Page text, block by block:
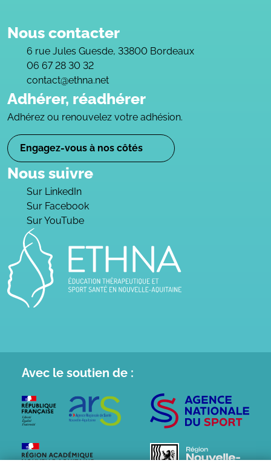
Nous contacter
6 rue Jules Guesde, 33800 Bordeaux
06 67 28 30 32
contact@ethna.net
Adhérer, réadhérer
Adhérez ou renouvelez votre adhésion.
Engagez-vous à nos côtés
Nous suivre
Sur LinkedIn
Sur Facebook
Sur YouTube
Avec le soutien de :